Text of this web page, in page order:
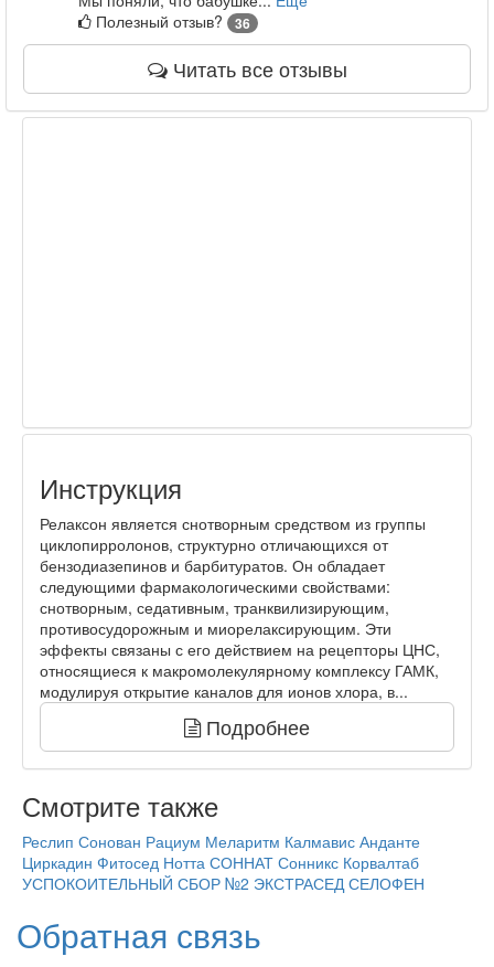
Полезный отзыв?
36
Читать все отзывы
Инструкция
Релаксон является снотворным средством из группы
циклопирролонов, структурно отличающихся от
бензодиазепинов и барбитуратов. Он обладает
следующими фармакологическими свойствами:
снотворным, седативным, транквилизирующим,
противосудорожным и миорелаксирующим. Эти
эффекты связаны с его действием на рецепторы ЦНС,
относящиеся к макромолекулярному комплексу ГАМК,
модулируя открытие каналов для ионов хлора, в...
Подробнее
Смотрите также
Реслип Сонован Рациум Меларитм Калмавис Анданте
Циркадин Фитосед Нотта СОННАТ Сонникс Корвалтаб
УСПОКОИТЕЛЬНЫЙ СБОР №2 ЭКСТРАСЕД СЕЛОФЕН
Обратная связь